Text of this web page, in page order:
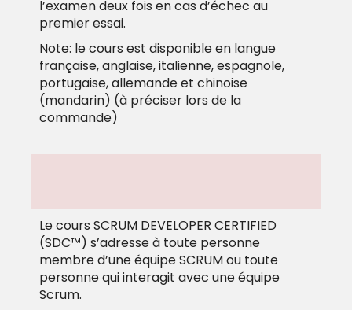
l’examen deux fois en cas d’échec au
premier essai.
Note: le cours est disponible en langue
française, anglaise, italienne, espagnole,
portugaise, allemande et chinoise
(mandarin) (à préciser lors de la
commande)
Le cours SCRUM DEVELOPER CERTIFIED
(SDC™) s’adresse à toute personne
membre d’une équipe SCRUM ou toute
personne qui interagit avec une équipe
Scrum.